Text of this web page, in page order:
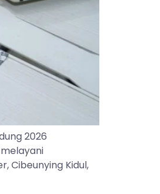
2026
Cibeunying Kidul,